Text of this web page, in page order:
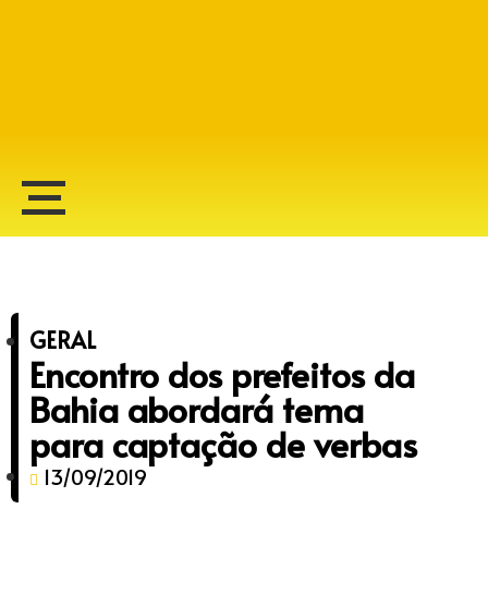
GERAL
Encontro dos prefeitos da
Bahia abordará tema
para captação de verbas
13/09/2019